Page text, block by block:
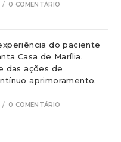
/ 0 COMENTÁRIO
do paciente
Casa de Marília.
das ações de
aprimoramento.
/ 0 COMENTÁRIO